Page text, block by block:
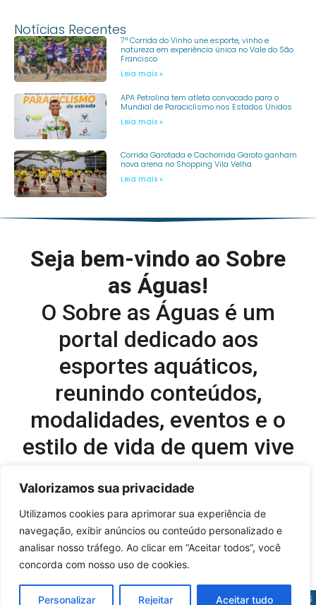
Valorizamos sua privacidade
Utilizamos cookies para aprimorar sua experiência de
navegação, exibir anúncios ou conteúdo personalizado e
analisar nosso tráfego. Ao clicar em “Aceitar todos”, você
concorda com nosso uso de cookies.
Personalizar Rejeitar Aceitar tudo
Notícias Recentes
7ª Corrida do Vinho une esporte, vinho e
natureza em experiência única no Vale do São
Francisco
Leia mais »
APA Petrolina tem atleta convocado para o
Mundial de Paraciclismo nos Estados Unidos
Leia mais »
Corrida Garotada e Cachorrida Garoto ganham
nova arena no Shopping Vila Velha
Leia mais »
Seja bem-vindo ao Sobre
as Águas!
O Sobre as Águas é um
portal dedicado aos
esportes aquáticos,
reunindo conteúdos,
modalidades, eventos e o
estilo de vida de quem vive
Flavio Perez –flavio@onboardsports.net
+55 11 99949-8035
Sobre as Águas - © 2025 - Todos os direitos reservados | Políticas